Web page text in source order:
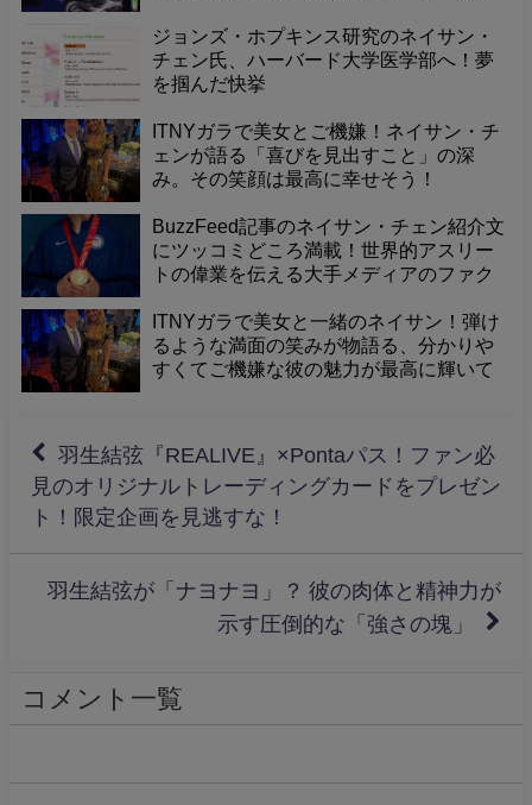
ジョンズ・ホプキンス研究のネイサン・
チェン氏、ハーバード大学医学部へ！夢
を掴んだ快挙
ITNYガラで美女とご機嫌！ネイサン・チ
ェンが語る「喜びを見出すこと」の深
み。その笑顔は最高に幸せそう！
BuzzFeed記事のネイサン・チェン紹介文
にツッコミどころ満載！世界的アスリー
トの偉業を伝える大手メディアのファク
ITNYガラで美女と一緒のネイサン！弾け
るような満面の笑みが物語る、分かりや
すくてご機嫌な彼の魅力が最高に輝いて
羽生結弦『REALIVE』×Pontaパス！ファン必
見のオリジナルトレーディングカードをプレゼン
ト！限定企画を見逃すな！
羽生結弦が「ナヨナヨ」？ 彼の肉体と精神力が
示す圧倒的な「強さの塊」
コメント一覧